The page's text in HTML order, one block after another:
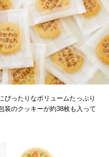
ぴったりなボリュームたっぷり
装のクッキーが約38枚も入って